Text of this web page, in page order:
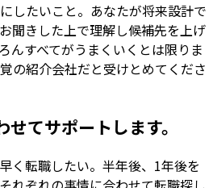
したいこと。あなたが将来設計で
聞きした上で理解し候補先を上げ
んすべてがうまくいくとは限りま
の紹介会社だと受けとめてくださ
てサポートします。
く転職したい。半年後、1年後を